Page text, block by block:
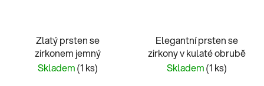
Zlatý prsten se
zirkonem jemný
Skladem(1 ks)
Elegantní prsten se
zirkony v kulaté obrubě
Skladem(1 ks)